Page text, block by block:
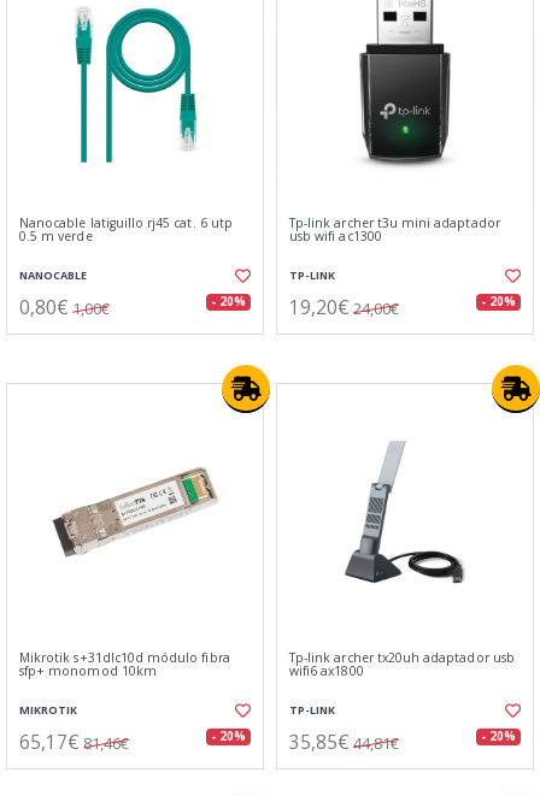
Nanocable latiguillo rj45 cat. 6 utp
0.5 m verde
NANOCABLE
0,80€ 1,00€ - 20%
Tp-link archer t3u mini adaptador
usb wifi ac1300
TP-LINK
19,20€ 24,00€ - 20%
Mikrotik s+31dlc10d módulo fibra
sfp+ monomod 10km
MIKROTIK
65,17€ 81,46€ - 20%
Tp-link archer tx20uh adaptador usb
wifi6 ax1800
TP-LINK
35,85€ 44,81€ - 20%